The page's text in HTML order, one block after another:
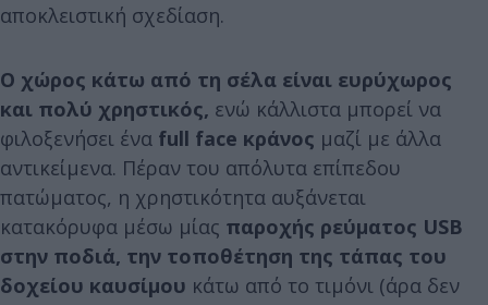
αποκλειστική σχεδίαση.
Ο χώρος κάτω από τη σέλα είναι ευρύχωρος
και πολύ χρηστικός, ενώ κάλλιστα μπορεί να
φιλοξενήσει ένα full face κράνος μαζί με άλλα
αντικείμενα. Πέραν του απόλυτα επίπεδου
πατώματος, η χρηστικότητα αυξάνεται
κατακόρυφα μέσω μίας παροχής ρεύματος USB
στην ποδιά, την τοποθέτηση της τάπας του
δοχείου καυσίμου κάτω από το τιμόνι (άρα δεν